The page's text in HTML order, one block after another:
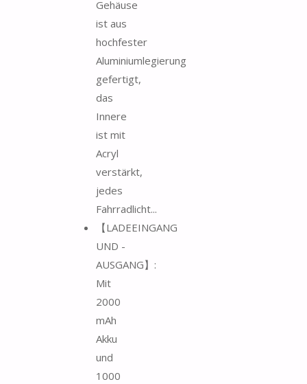
Gehäuse
ist aus
hochfester
Aluminiumlegierung
gefertigt,
das
Innere
ist mit
Acryl
verstärkt,
jedes
Fahrradlicht...
【LADEEINGANG
UND -
AUSGANG】:
Mit
2000
mAh
Akku
und
1000